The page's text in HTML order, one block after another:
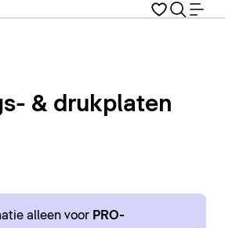
& drukplaten
alleen voor PRO-